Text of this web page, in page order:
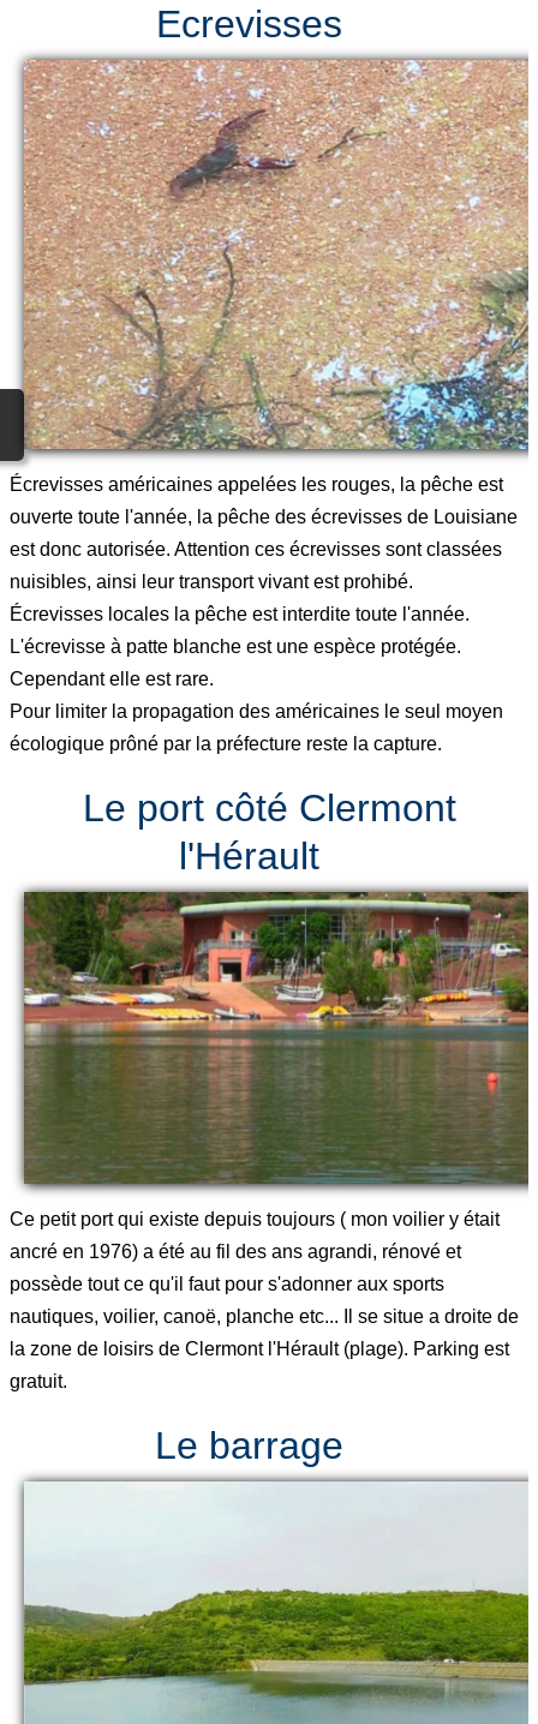
Ecrevisses
Écrevisses américaines appelées les rouges, la pêche est
ouverte toute l'année, la pêche des écrevisses de Louisiane
est donc autorisée. Attention ces écrevisses sont classées
nuisibles, ainsi leur transport vivant est prohibé.
Écrevisses locales la pêche est interdite toute l'année.
L'écrevisse à patte blanche est une espèce protégée.
Cependant elle est rare.
Pour limiter la propagation des américaines le seul moyen
écologique prôné par la préfecture reste la capture.
Le port côté Clermont
l'Hérault
Ce petit port qui existe depuis toujours ( mon voilier y était
ancré en 1976) a été au fil des ans agrandi, rénové et
possède tout ce qu'il faut pour s'adonner aux sports
nautiques, voilier, canoë, planche etc... Il se situe a droite de
la zone de loisirs de Clermont l'Hérault (plage). Parking est
gratuit.
Le barrage